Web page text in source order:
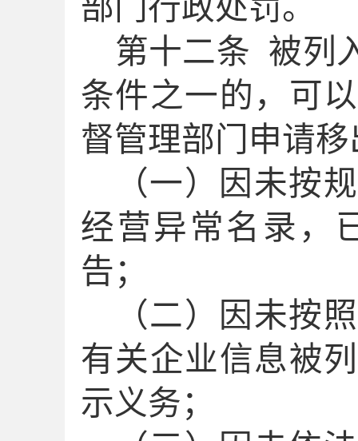
部门行政处罚。
第十二条 被列
条件之一的，可
督管理部门申请
（一）因未按
经营异常名录，
告；
（二）因未按
有关企业信息被
示义务；